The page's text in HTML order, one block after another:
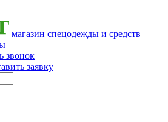
магазин спецодежды и средств
звонок
заявку